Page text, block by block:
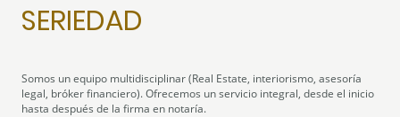
SERIEDAD
Somos un equipo multidisciplinar (Real Estate, interiorismo, asesoría
legal, bróker financiero). Ofrecemos un servicio integral, desde el inicio
hasta después de la firma en notaría.